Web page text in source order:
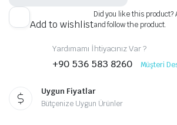
Did you like this product?
and follow the product.
Add to wishlist
Yardımamı İhtiyacınız Var ?
+90 536 583 8260 Müşteri
Uygun Fiyatlar
Bütçenize Uygun Ürünler